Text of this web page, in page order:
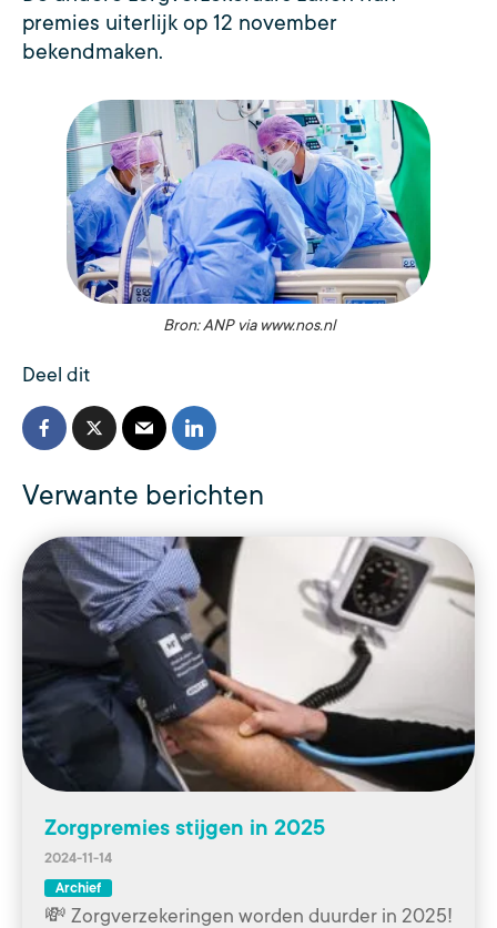
premies uiterlijk op 12 november
bekendmaken.
Bron: ANP via www.nos.nl
Deel dit
Verwante berichten
Zorgpremies stijgen in 2025
2024-11-14
Archief
💸 Zorgverzekeringen worden duurder in 2025!